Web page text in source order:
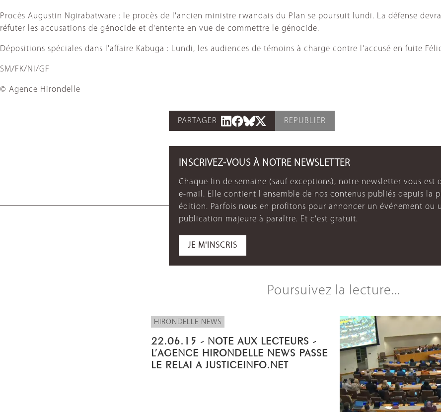
Procès Augustin Ngirabatware : le procès de l'ancien ministre rwandais du Plan se poursuit lundi. La défense
réfuter les accusations de génocide et d'entente en vue de commettre le génocide.
Dépositions spéciales dans l'affaire Kabuga : Lundi, les audiences de témoins à charge contre l'accusé en fuite
SM/FK/NI/GF
© Agence Hirondelle
PARTAGER REPUBLIER
INSCRIVEZ-VOUS À NOTRE NEWSLETTER
Chaque fin de semaine (sauf exceptions), notre newsletter vous est
e-mail. Elle contient l'ensemble de nos contenus publiés depuis la
édition. Parfois nous en profitons pour annoncer un événement ou
publication majeure à paraître. Et c'est gratuit.
JE M'INSCRIS
Poursuivez la lecture...
HIRONDELLE NEWS
22.06.15 - NOTE AUX LECTEURS -
L’AGENCE HIRONDELLE NEWS PASSE
LE RELAI A JUSTICEINFO.NET